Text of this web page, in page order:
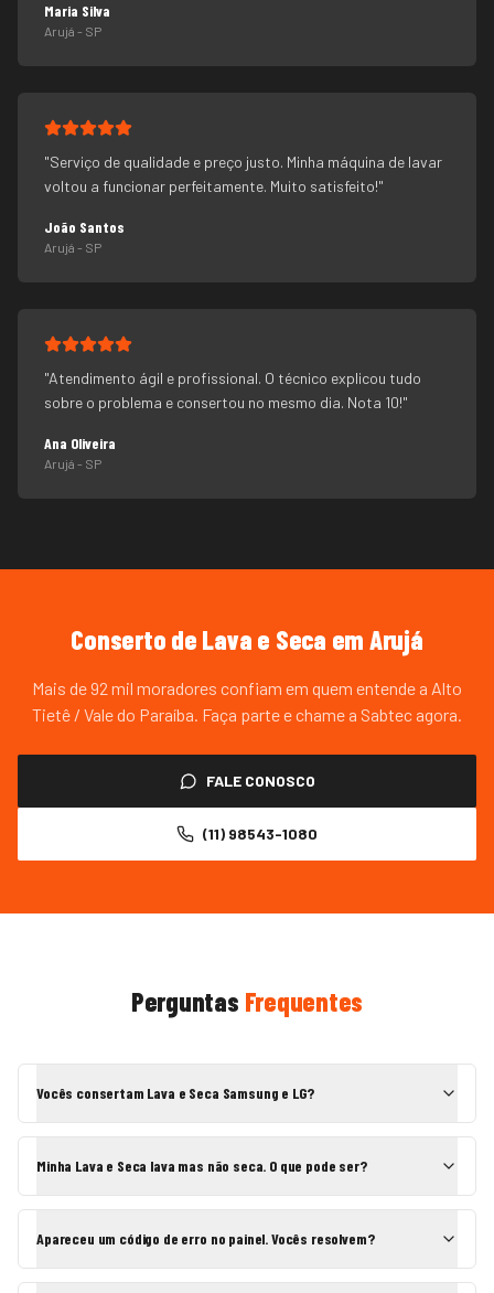
Maria Silva
Arujá - SP
"Serviço de qualidade e preço justo. Minha máquina de lavar
voltou a funcionar perfeitamente. Muito satisfeito!"
João Santos
Arujá - SP
"Atendimento ágil e profissional. O técnico explicou tudo
sobre o problema e consertou no mesmo dia. Nota 10!"
Ana Oliveira
Arujá - SP
Conserto de Lava e Seca em Arujá
Mais de 92 mil moradores confiam em quem entende a Alto
Tietê / Vale do Paraíba. Faça parte e chame a Sabtec agora.
FALE CONOSCO
(11) 98543-1080
Perguntas Frequentes
Vocês consertam Lava e Seca Samsung e LG?
Minha Lava e Seca lava mas não seca. O que pode ser?
Apareceu um código de erro no painel. Vocês resolvem?